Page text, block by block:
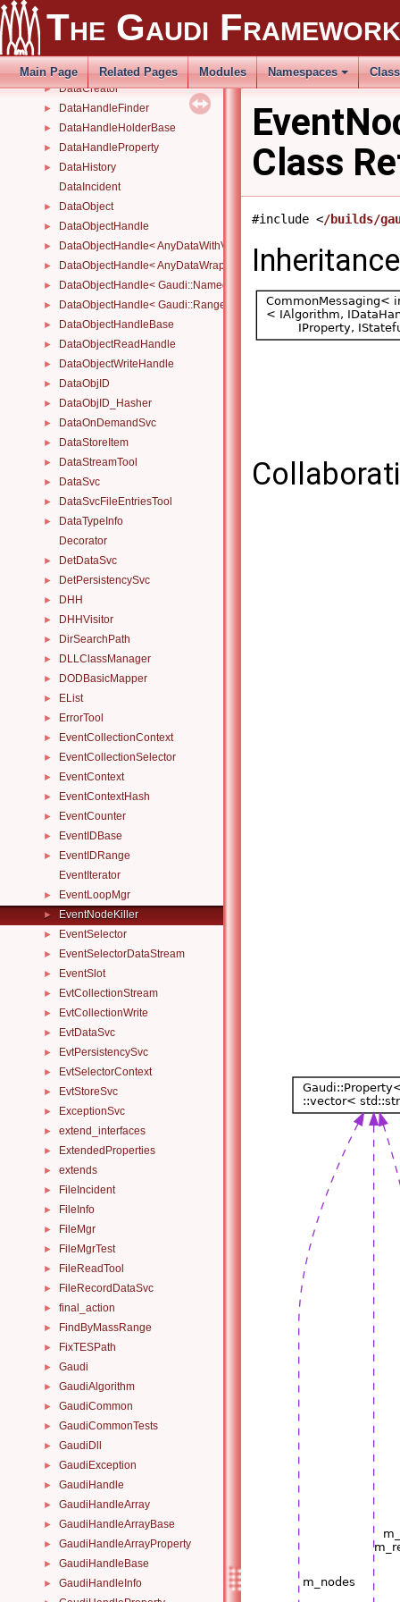
The Gaudi Framework
Main Page Related Pages Modules Namespaces
CPUCruncher
► CpuHungryAlg
► DataCreator
► DataHandleFinder
► DataHandleHolderBase
► DataHandleProperty
►
DataHistory
DataIncident
► DataObject
► DataObjectHandle
► DataObjectHandle< AnyDataWithViewWrapper< View, Owned > >
► DataObjectHandle< AnyDataWrapper< T > >
► DataObjectHandle< Gaudi::NamedRange_< T > >
► DataObjectHandle< Gaudi::Range_< T > >
► DataObjectHandleBase
► DataObjectReadHandle
► DataObjectWriteHandle
► DataObjID
► DataObjID_Hasher
► DataOnDemandSvc
► DataStoreItem
► DataStreamTool
► DataSvc
► DataSvcFileEntriesTool
►
DataTypeInfo
Decorator
► DetDataSvc
► DetPersistencySvc
► DHH
► DHHVisitor
► DirSearchPath
► DLLClassManager
► DODBasicMapper
► EList
► ErrorTool
► EventCollectionContext
► EventCollectionSelector
► EventContext
► EventContextHash
► EventCounter
► EventIDBase
►
EventIDRange
EventIterator
► EventLoopMgr
► EventNodeKiller
► EventSelector
► EventSelectorDataStream
► EventSlot
► EvtCollectionStream
► EvtCollectionWrite
► EvtDataSvc
► EvtPersistencySvc
► EvtSelectorContext
► EvtStoreSvc
► ExceptionSvc
► extend_interfaces
► ExtendedProperties
► extends
► FileIncident
► FileInfo
► FileMgr
► FileMgrTest
► FileReadTool
► FileRecordDataSvc
► final_action
► FindByMassRange
► FixTESPath
► Gaudi
► GaudiAlgorithm
► GaudiCommon
► GaudiCommonTests
► GaudiDll
► GaudiException
► GaudiHandle
► GaudiHandleArray
► GaudiHandleArrayBase
► GaudiHandleArrayProperty
► GaudiHandleBase
► GaudiHandleInfo
Class
#include </builds/